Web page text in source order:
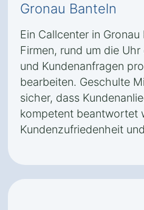
Gronau Banteln
Ein Callcenter in
Firmen, rund um die
und Kundenanfragen
bearbeiten. Geschulte
sicher, dass
kompetent beantwortet
Kundenzufriedenheit